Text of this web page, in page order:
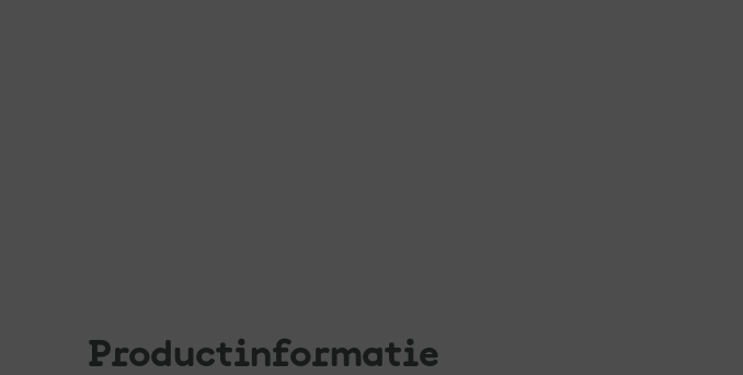
Productinformatie